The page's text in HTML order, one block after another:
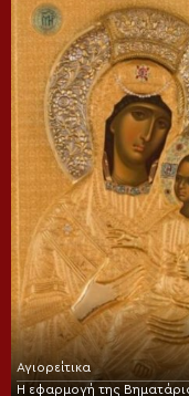
Αγιορείτικα
Η εφαρμογή της